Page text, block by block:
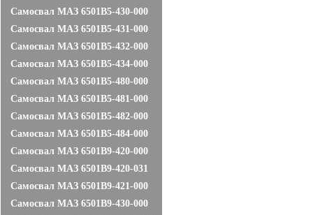
Самосвал МАЗ 6501B5-430-000
Самосвал МАЗ 6501B5-431-000
Самосвал МАЗ 6501B5-432-000
Самосвал МАЗ 6501B5-434-000
Самосвал МАЗ 6501В5-480-000
Самосвал МАЗ 6501B5-481-000
Самосвал МАЗ 6501B5-482-000
Самосвал МАЗ 6501B5-484-000
Самосвал МАЗ 6501B9-420-000
Самосвал МАЗ 6501В9-420-031
Самосвал МАЗ 6501В9-421-000
Самосвал МАЗ 6501В9-430-000